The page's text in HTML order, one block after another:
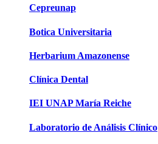
Cepreunap
Botica Universitaria
Herbarium Amazonense
Clínica Dental
IEI UNAP María Reiche
Laboratorio de Análisis Clínico